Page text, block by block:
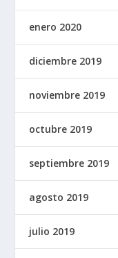
enero 2020
diciembre 2019
noviembre 2019
octubre 2019
septiembre 2019
agosto 2019
julio 2019